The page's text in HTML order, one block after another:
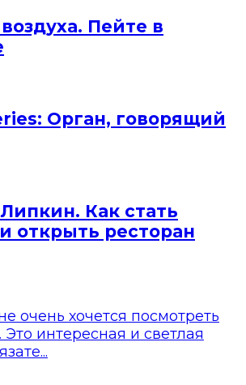
Пейте в
Орган, говорящий
Как стать
открыть ресторан
очень хочется посмотреть
Это интересная и светлая